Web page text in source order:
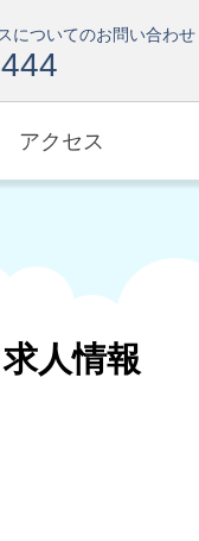
についてのお問い合わせ
アクセス
人情報